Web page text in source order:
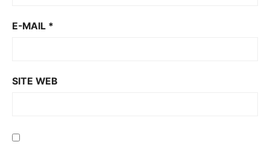
E-MAIL *
SITE WEB